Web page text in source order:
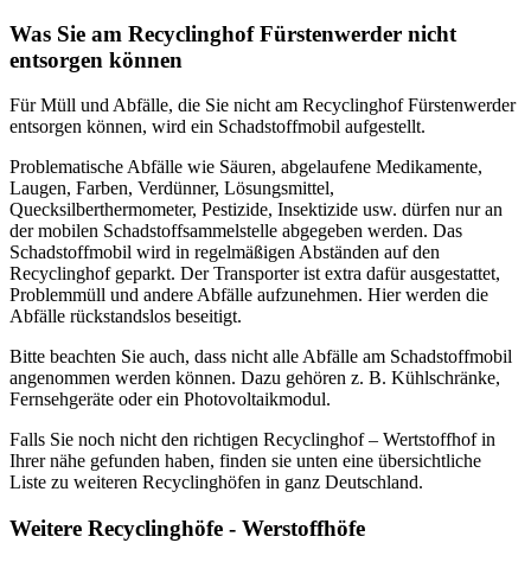
Was Sie am Recyclinghof Fürstenwerder nicht
entsorgen können
Für Müll und Abfälle, die Sie nicht am Recyclinghof Fürstenwerder
entsorgen können, wird ein Schadstoffmobil aufgestellt.
Problematische Abfälle wie Säuren, abgelaufene Medikamente,
Laugen, Farben, Verdünner, Lösungsmittel,
Quecksilberthermometer, Pestizide, Insektizide usw. dürfen nur an
der mobilen Schadstoffsammelstelle abgegeben werden. Das
Schadstoffmobil wird in regelmäßigen Abständen auf den
Recyclinghof geparkt. Der Transporter ist extra dafür ausgestattet,
Problemmüll und andere Abfälle aufzunehmen. Hier werden die
Abfälle rückstandslos beseitigt.
Bitte beachten Sie auch, dass nicht alle Abfälle am Schadstoffmobil
angenommen werden können. Dazu gehören z. B. Kühlschränke,
Fernsehgeräte oder ein Photovoltaikmodul.
Falls Sie noch nicht den richtigen Recyclinghof – Wertstoffhof in
Ihrer nähe gefunden haben, finden sie unten eine übersichtliche
Liste zu weiteren Recyclinghöfen in ganz Deutschland.
Weitere Recyclinghöfe - Werstoffhöfe